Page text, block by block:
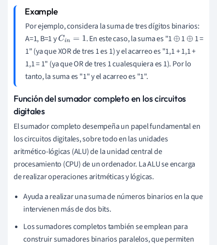
Por ejemplo, considera la suma de tres dígitos binarios:
A=1, B=1 yCin= 1 . En este caso, la suma es "1 ⊕1 ⊕ 1 =
1" (ya que XOR de tres 1 es 1) y el acarreo es "1,1 + 1,1 +
1,1 = 1" (ya que OR de tres 1 cualesquiera es 1). Por lo
tanto, la suma es "1" y el acarreo es "1".
Función del sumador completo en los circuitos
digitales
El sumador completo desempeña un papel fundamental en
los circuitos digitales, sobre todo en las unidades
aritmético-lógicas (ALU) de la unidad central de
procesamiento (CPU) de un ordenador. La ALU se encarga
de realizar operaciones aritméticas y lógicas.
Ayuda a realizar una suma de números binarios en la que
intervienen más de dos bits.
Los sumadores completos también se emplean para
construir sumadores binarios paralelos, que permiten